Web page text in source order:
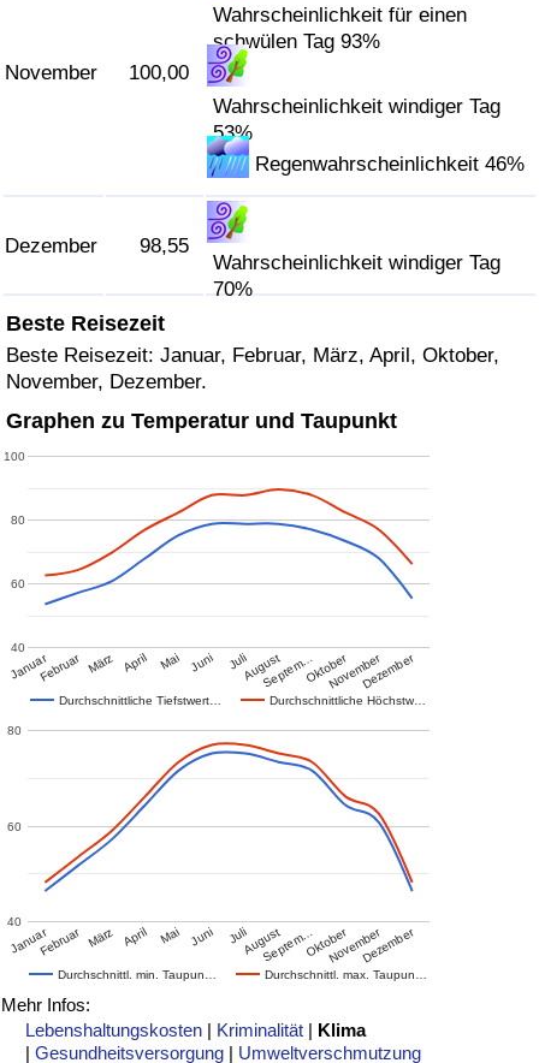
November 100,00
Wahrscheinlichkeit für einen
schwülen Tag 93%
Wahrscheinlichkeit windiger Tag
53%
Regenwahrscheinlichkeit 46%
Dezember 98,55
Wahrscheinlichkeit windiger Tag
70%
Beste Reisezeit
Beste Reisezeit: Januar, Februar, März, April, Oktober,
November, Dezember.
Graphen zu Temperatur und Taupunkt
Durchschnittliche Tiefstwert… Durchschnittliche Höchstw…
JanuarFebruar März April Mai Juni JuliAugustSeptem…OktoberNovemberDezember
40
60
80
100
Durchschnittl. min. Taupun… Durchschnittl. max. Taupun…
JanuarFebruar März April Mai Juni JuliAugustSeptem…OktoberNovemberDezember
40
60
80
Mehr Infos:
Lebenshaltungskosten | Kriminalität | Klima
|Gesundheitsversorgung | Umweltverschmutzung